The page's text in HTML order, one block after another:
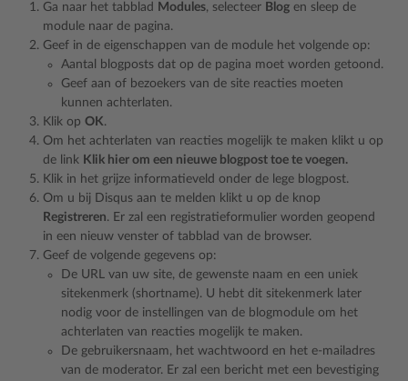
Ga naar het tabblad Modules, selecteer Blog en sleep de
module naar de pagina.
Geef in de eigenschappen van de module het volgende op:
Aantal blogposts dat op de pagina moet worden getoond.
Geef aan of bezoekers van de site reacties moeten
kunnen achterlaten.
Klik op OK.
Om het achterlaten van reacties mogelijk te maken klikt u op
de link Klik hier om een nieuwe blogpost toe te voegen.
Klik in het grijze informatieveld onder de lege blogpost.
Om u bij Disqus aan te melden klikt u op de knop
Registreren. Er zal een registratieformulier worden geopend
in een nieuw venster of tabblad van de browser.
Geef de volgende gegevens op:
De URL van uw site, de gewenste naam en een uniek
sitekenmerk (shortname). U hebt dit sitekenmerk later
nodig voor de instellingen van de blogmodule om het
achterlaten van reacties mogelijk te maken.
De gebruikersnaam, het wachtwoord en het e-mailadres
van de moderator. Er zal een bericht met een bevestiging